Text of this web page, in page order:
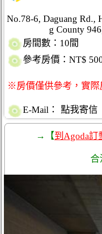
No.78-6, Daguang Rd.,
g County
房間數：10間
參考房價：NT$
※房價僅供參考，實
E-Mail： 點我寄信
→【到Agoda訂
合